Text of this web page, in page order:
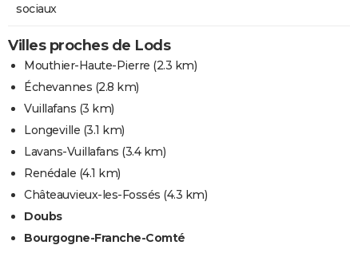
sociaux
Villes proches de Lods
Mouthier-Haute-Pierre (2.3 km)
Échevannes (2.8 km)
Vuillafans (3 km)
Longeville (3.1 km)
Lavans-Vuillafans (3.4 km)
Renédale (4.1 km)
Châteauvieux-les-Fossés (4.3 km)
Doubs
Bourgogne-Franche-Comté